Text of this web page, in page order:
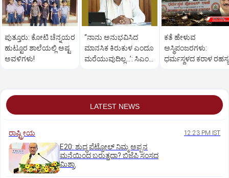
ಪುತ್ತೂರು: ಕೋಟಿ ಚೆನ್ನಯರ
ಹುಟ್ಟೂರ ಶಾಲೆಯಲ್ಲಿ ಅಷ್ಟ
ಅವಳಿಗಳು!
“ನಾನು ಅನುಭವಿಸಿದ
ಮಾನಸಿಕ ಕಿರುಕುಳ ಎಂದೂ
ಮರೆಯುವುದಿಲ್ಲ…’: ಸಿಎಂ
ಕತೆ ಹೇಳುವ
ಅಸ್ಥಿಪಂಜರಗಳು:
ಧರ್ಮಸ್ಥಳದ‌ ಕರಾಳ ರಹಸ್ಯ
LATEST NEWS
ರಾಷ್ಟ್ರೀಯ 12:23 PM IST
E20: ಶುದ್ಧ ಪೆಟ್ರೋಲ್ ನಿಮ್ಮ ಅಪ್ಪನ
ಮನೆಯಿಂದ ಬರುತ್ತದಾ? ಬಿಜೆಪಿ ಸಂಸದ
ಮಿಶ್ರಾ